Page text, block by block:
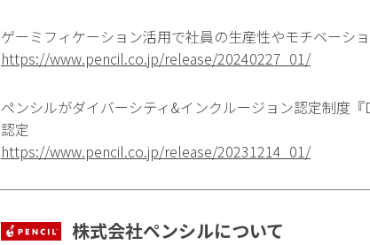
ゲーミフィケーション活用で社員の生産性やモチベーシ
https://www.pencil.co.jp/release/20240227_01/
ペンシルがダイバーシティ&インクルージョン認定制度
認定
https://www.pencil.co.jp/release/20231214_01/
株式会社ペンシルについて